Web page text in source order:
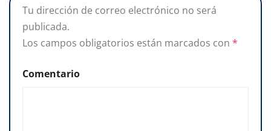
Tu dirección de correo electrónico no será
publicada.
Los campos obligatorios están marcados con *
Comentario